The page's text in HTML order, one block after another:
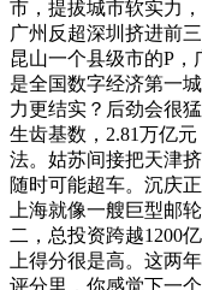
市，提拔城市软实力
广州反超深圳挤进前
昆山一个县级市的P
是全国数字经济第一
力更结实？后劲会很
生齿基数，2.81万亿
法。姑苏间接把天津
随时可能超车。沉庆
上海就像一艘巨型邮
二，总投资跨越1200
上得分很是高。这两
评分里，你感觉下一